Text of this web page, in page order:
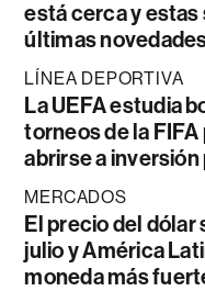
está cerca y estas
últimas
LÍNEA DEPORTIVA
La UEFA estudia
torneos de la FIFA
abrirse a inversión
MERCADOS
El precio del dólar
julio y América
moneda más